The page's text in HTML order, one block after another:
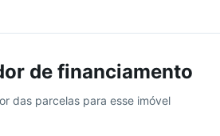
de financiamento
das parcelas para esse imóvel